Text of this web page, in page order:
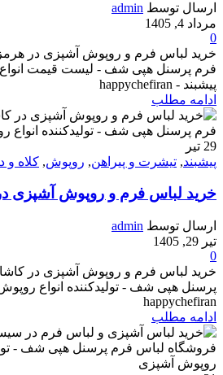
ارسال توسط admin
مرداد 4, 1405
0
خرید لباس فرم و روپوش آشپزی در
فرم پرسنل هپی شف - لیست قیمت
پیشبند - happychefiran
ادامه مطلب
29 تیر
پیشبند, تیشرت و پیراهن, روپوش, کلاه و
خرید لباس فرم و روپوش آشپزی
ارسال توسط admin
تیر 29, 1405
0
خرید لباس فرم و روپوش آشپزی در
پرسنل هپی شف - تولیدکننده انواع
happychefiran
ادامه مطلب